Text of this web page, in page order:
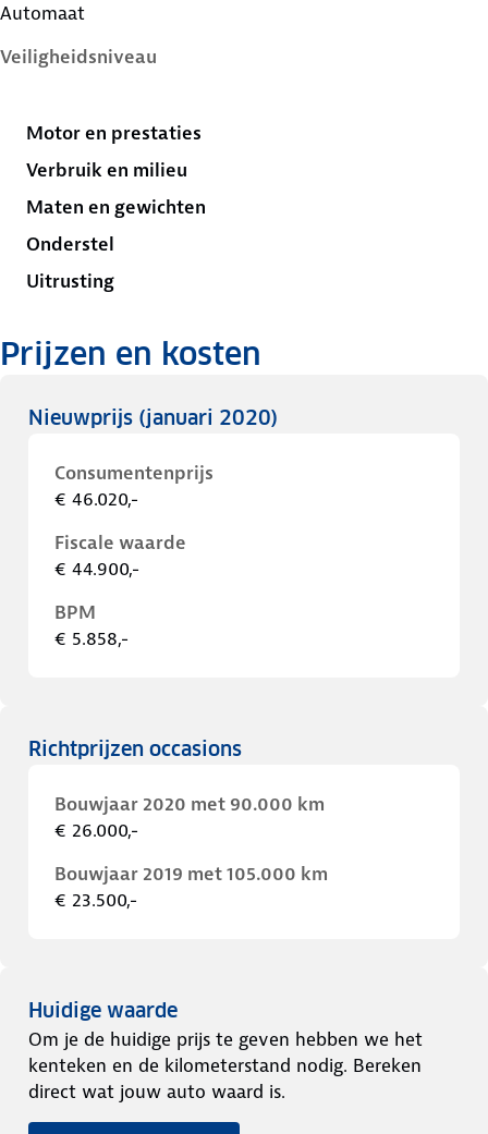
Automaat
Veiligheidsniveau
Motor en prestaties
Verbruik en milieu
Maten en gewichten
Onderstel
Uitrusting
Prijzen en kosten
Nieuwprijs (januari 2020)
Consumentenprijs
€ 46.020,-
Fiscale waarde
€ 44.900,-
BPM
€ 5.858,-
Richtprijzen occasions
Bouwjaar 2020 met 90.000 km
€ 26.000,-
Bouwjaar 2019 met 105.000 km
€ 23.500,-
Huidige waarde
Om je de huidige prijs te geven hebben we het
kenteken en de kilometerstand nodig. Bereken
direct wat jouw auto waard is.